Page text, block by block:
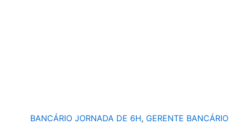
BANCÁRIO JORNADA DE 6H, GERENTE BANCÁRIO